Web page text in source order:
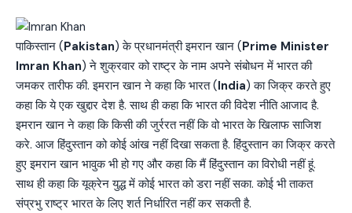
पाकिस्तान (Pakistan) के प्रधानमंत्री इमरान खान (Prime Minister
Imran Khan) ने शुक्रवार को राष्ट्र के नाम अपने संबोधन में भारत की
जमकर तारीफ की. इमरान खान ने कहा कि भारत (India) का जिक्र करते हुए
कहा कि ये एक खुद्दार देश है. साथ ही कहा कि भारत की विदेश नीति आजाद है.
इमरान खान ने कहा कि किसी की जुर्ररत नहीं कि वो भारत के खिलाफ साजिश
करे. आज हिंदुस्तान को कोई आंख नहीं दिखा सकता है. हिंदुस्तान का जिक्र करते
हुए इमरान खान भावुक भी हो गए और कहा कि मैं हिंदुस्तान का विरोधी नहीं हूं.
साथ ही कहा कि यूक्रेन युद्ध में कोई भारत को डरा नहीं सका. कोई भी ताकत
संप्रभु राष्ट्र भारत के लिए शर्त निर्धारित नहीं कर सकती है.